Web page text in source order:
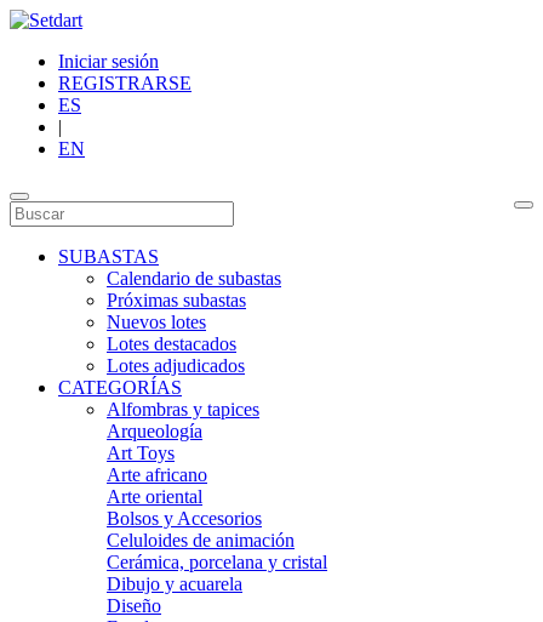
Iniciar sesión
REGISTRARSE
ES
|
EN
SUBASTAS
Calendario de subastas
Próximas subastas
Nuevos lotes
Lotes destacados
Lotes adjudicados
CATEGORÍAS
Alfombras y tapices
Arqueología
Art Toys
Arte africano
Arte oriental
Bolsos y Accesorios
Celuloides de animación
Cerámica, porcelana y cristal
Dibujo y acuarela
Diseño